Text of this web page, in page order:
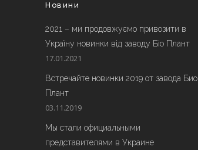
Новини
2021 – ми продовжуємо привозити в
Україну новинки від заводу Біо Плант
17.01.2021
Встречайте новинки 2019 от завода Био
Плант
03.11.2019
Мы стали официальными
представителями в Украине